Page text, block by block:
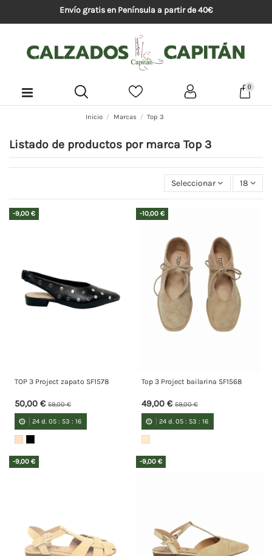
Envío gratis en Península a partir de 40€
0
Inicio Marcas Top 3
Listado de productos por marca Top 3
Seleccionar 18
-9,00 €
TOP 3 Project zapato SF1578
50,00 €59,00 €
24 d. 05 :53 :15
-10,00 €
Top 3 Project bailarina SF1568
49,00 €59,00 €
24 d. 05 :53 :15
-9,00 € -9,00 €